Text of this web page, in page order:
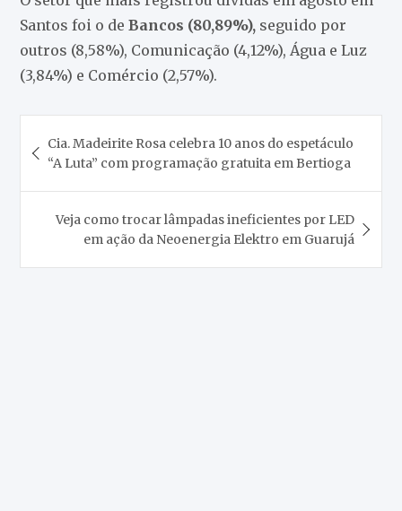
Santos foi o de Bancos (80,89%), seguido por
outros (8,58%), Comunicação (4,12%), Água e Luz
(3,84%) e Comércio (2,57%).
de
Post
Cia. Madeirite Rosa celebra 10 anos do espetáculo
“A Luta” com programação gratuita em Bertioga
Veja como trocar lâmpadas ineficientes por LED
em ação da Neoenergia Elektro em Guarujá